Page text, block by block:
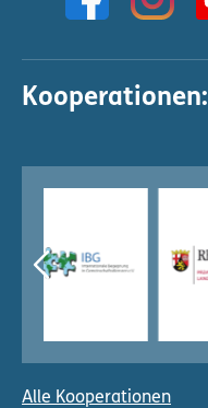
Kooperationen:
Alle Kooperationen